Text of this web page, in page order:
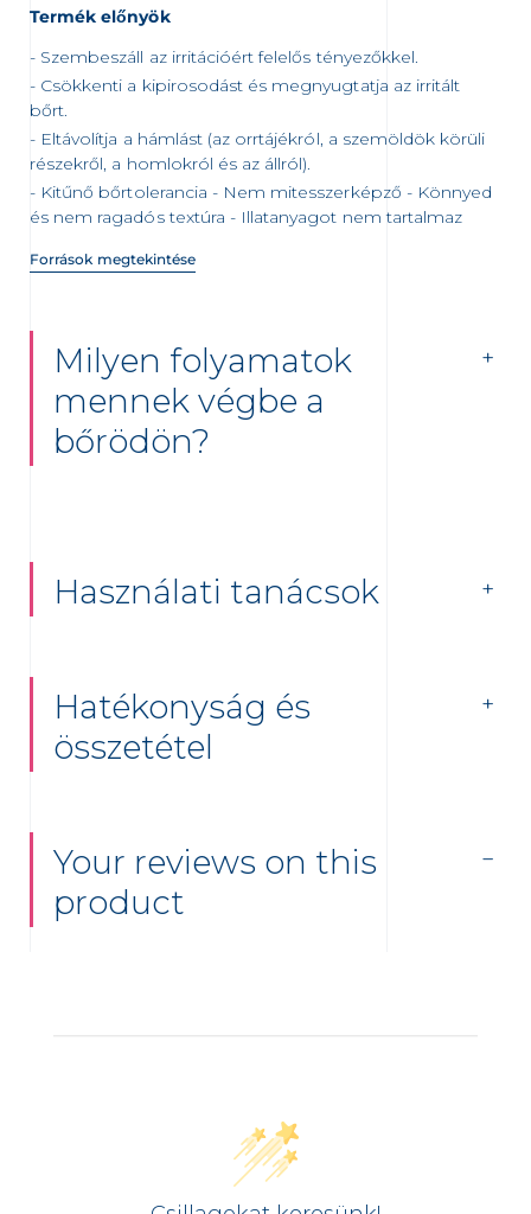
Termék előnyök
Szembeszáll az irritációért felelős tényezőkkel.
Csökkenti a kipirosodást és megnyugtatja az irritált
bőrt.
Eltávolítja a hámlást (az orrtájékról, a szemöldök körüli
részekről, a homlokról és az állról).
Kitűnő bőrtolerancia - Nem mitesszerképző - Könnyed
és nem ragadós textúra - Illatanyagot nem tartalmaz
Források megtekintése
Milyen folyamatok
mennek végbe a
bőrödön?
Használati tanácsok
Hatékonyság és
összetétel
Your reviews on this
product